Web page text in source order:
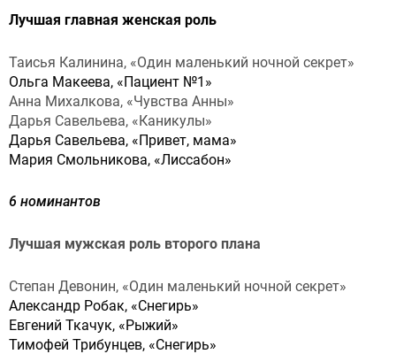
Лучшая главная женская роль
Таисья Калинина, «Один маленький ночной секрет»
Ольга Макеева, «Пациент №1»
Анна Михалкова, «Чувства Анны»
Дарья Савельева, «Каникулы»
Дарья Савельева, «Привет, мама»
Мария Смольникова, «Лиссабон»
6 номинантов
Лучшая мужская роль второго плана
Степан Девонин, «Один маленький ночной секрет»
Александр Робак, «Снегирь»
Евгений Ткачук, «Рыжий»
Тимофей Трибунцев, «Снегирь»